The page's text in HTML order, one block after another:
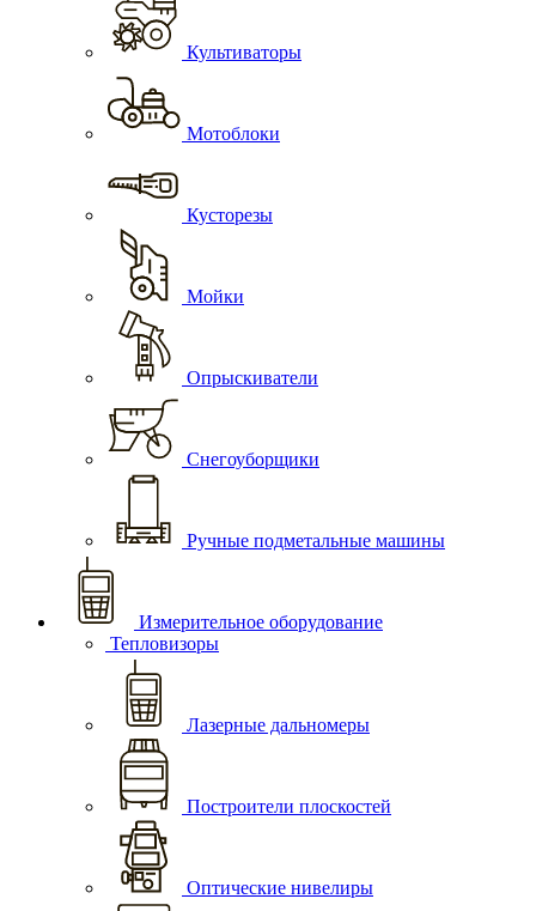
Культиваторы
Мотоблоки
Кусторезы
Мойки
Опрыскиватели
Снегоуборщики
Ручные подметальные машины
Измерительное оборудование
Тепловизоры
Лазерные дальномеры
Построители плоскостей
Оптические нивелиры